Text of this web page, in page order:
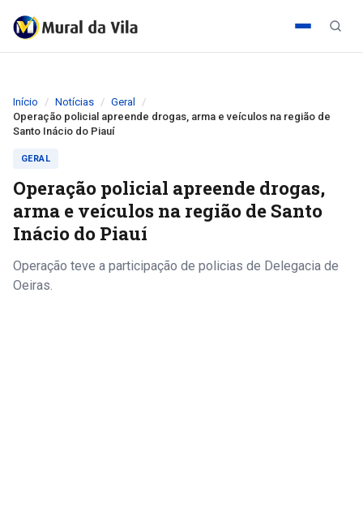
Início Notícias
Geral
Operação policial apreende drogas, arma e veículos na região de
Santo Inácio do Piauí
GERAL
Operação policial apreende drogas,
arma e veículos na região de Santo
Inácio do Piauí
Operação teve a participação de policias de Delegacia de
Oeiras.